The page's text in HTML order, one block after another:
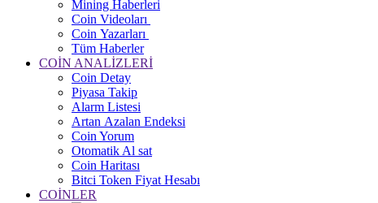
Mining Haberleri
Coin Videoları
Coin Yazarları
Tüm Haberler
COİN ANALİZLERİ
Coin Detay
Piyasa Takip
Alarm Listesi
Artan Azalan Endeksi
Coin Yorum
Otomatik Al sat
Coin Haritası
Bitci Token Fiyat Hesabı
COİNLER